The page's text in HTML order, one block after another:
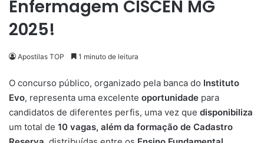
Enfermagem CISCEN MG
2025!
Apostilas TOP 1 minuto de leitura
O concurso público, organizado pela banca do Instituto
Evo, representa uma excelente oportunidade para
candidatos de diferentes perfis, uma vez que disponibiliza
um total de 10 vagas, além da formação de Cadastro